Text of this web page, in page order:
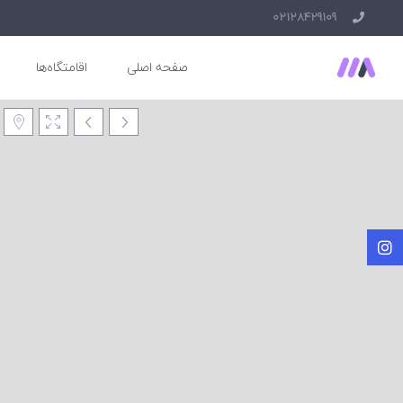
02128429109
صفحه اصلی اقامتگاه‌ها